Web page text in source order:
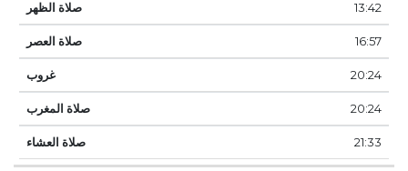
13:42
16:57
20:24
20:24
21:33